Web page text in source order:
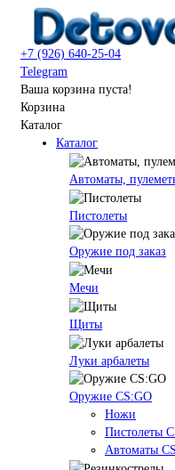
+7 (926) 640-25-04
Telegram
Ваша корзина пуста!
Корзина
Каталог
Каталог
Автоматы,
Пистолеты
Оружие под заказ
Мечи
Щиты
Луки арбалеты
Оружие CS:GO
Ножи
Пистолеты
Автоматы